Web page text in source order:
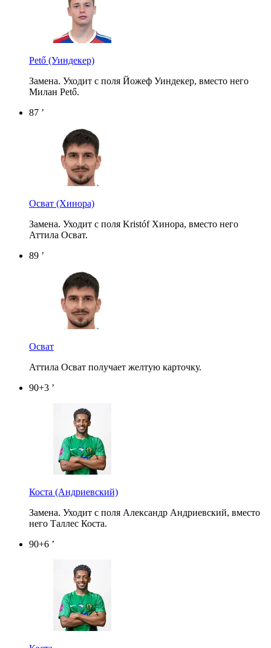
Pető (Уиндекер)
Замена. Уходит с поля Йожеф Уиндекер, вместо него
Милан Pető.
87 ’
Осват (Хинора)
Замена. Уходит с поля Kristóf Хинора, вместо него
Аттила Осват.
89 ’
Осват
Аттила Осват получает желтую карточку.
90+3 ’
Коста (Андриевский)
Замена. Уходит с поля Александр Андриевский, вместо
него Таллес Коста.
90+6 ’